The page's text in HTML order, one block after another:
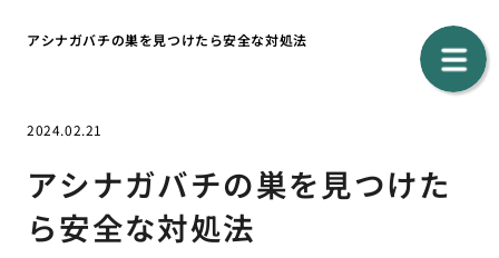
アシナガバチの巣を見つけたら安全な対処法
2024.02.21
アシナガバチの巣を見つけた
ら安全な対処法